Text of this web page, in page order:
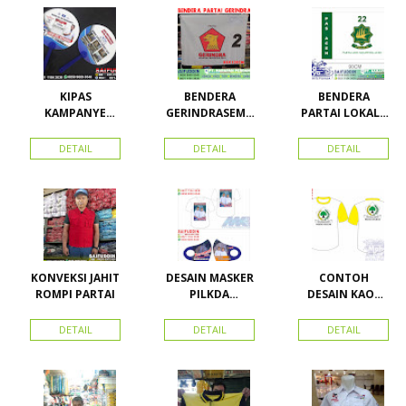
KIPAS
KAMPANYE
DETAIL
BENDERA
GERINDRASEMU
DETAIL
BENDERA
PARTAI LOKAL /
ACEH
DETAIL
KONVEKSI JAHIT
ROMPI PARTAI
DETAIL
DESAIN MASKER
PILKDA
Calon Bupati &
Wakil Bupati
Kepulauan
DETAIL
CONTOH
DESAIN KAOS
BAHAN PE
DOUBLE
DETAIL